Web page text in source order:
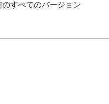
すべてのバージョン